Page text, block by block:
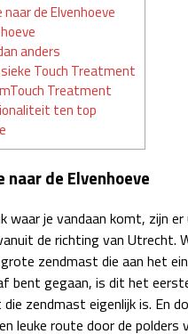
de Elvenhoeve
anders
Touch Treatment
Treatment
ten top
naar de Elvenhoeve
waar je vandaan komt, zijn
de richting van Utrecht.
zendmast die aan het
bent gegaan, is dit het
zendmast eigenlijk is. En
leuke route door de polders